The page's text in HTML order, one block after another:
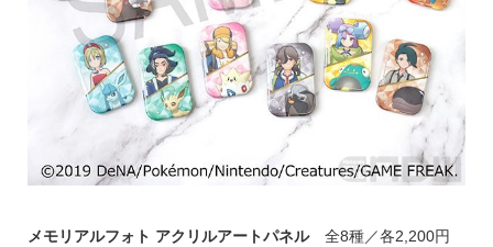
メモリアルフォト アクリルアートパネル全8種／各2,200円